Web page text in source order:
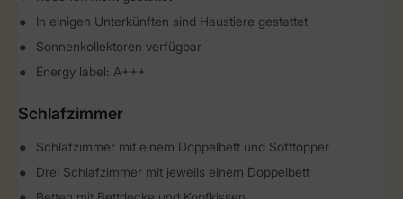
In einigen Unterkünften sind Haustiere gestattet
Sonnenkollektoren verfügbar
Energy label: A+++
Schlafzimmer
Schlafzimmer mit einem Doppelbett und Softtopper
Drei Schlafzimmer mit jeweils einem Doppelbett